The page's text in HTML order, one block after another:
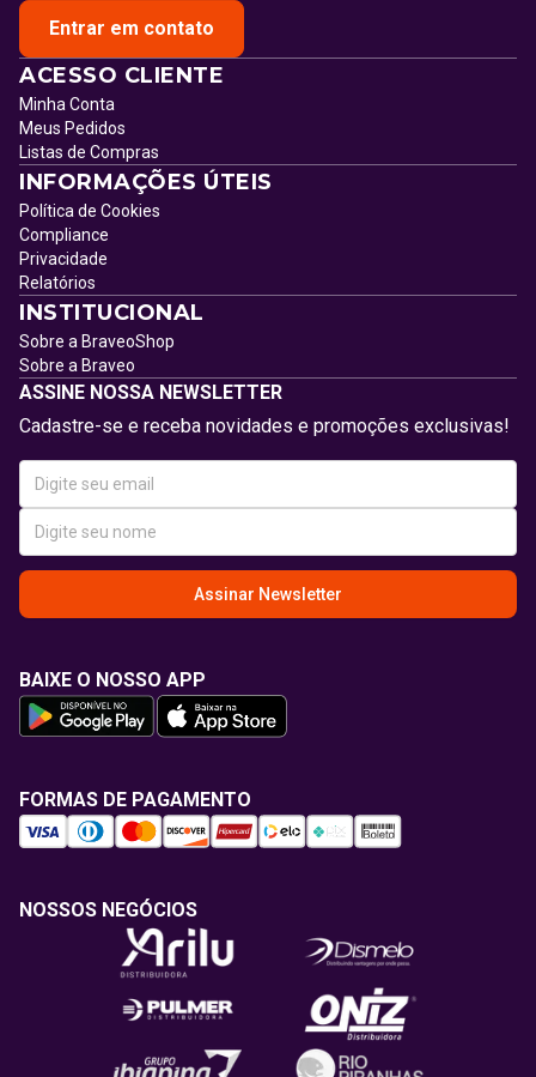
Entrar em contato
ACESSO CLIENTE
Minha Conta
Meus Pedidos
Listas de Compras
INFORMAÇÕES ÚTEIS
Política de Cookies
Compliance
Privacidade
Relatórios
INSTITUCIONAL
Sobre a BraveoShop
Sobre a Braveo
ASSINE NOSSA NEWSLETTER
Cadastre-se e receba novidades e promoções exclusivas!
Assinar Newsletter
BAIXE O NOSSO APP
FORMAS DE PAGAMENTO
NOSSOS NEGÓCIOS